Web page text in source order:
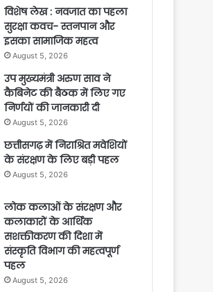
विशेष लेख : नवजात का पहला
सुरक्षा कवच- स्तनपान और
इसका सामाजिक महत्व
August 5, 2026
उप मुख्यमंत्री अरुण साव ने
कैबिनेट की बैठक में लिए गए
निर्णयों की जानकारी दी
August 5, 2026
छत्तीसगढ़ में निराश्रित मवेशियों
के संरक्षण के लिए बड़ी पहल
August 5, 2026
लोक कलाओं के संरक्षण और
कलाकारों के आर्थिक
सशक्तीकरण की दिशा में
संस्कृति विभाग की महत्वपूर्ण
पहल
August 5, 2026